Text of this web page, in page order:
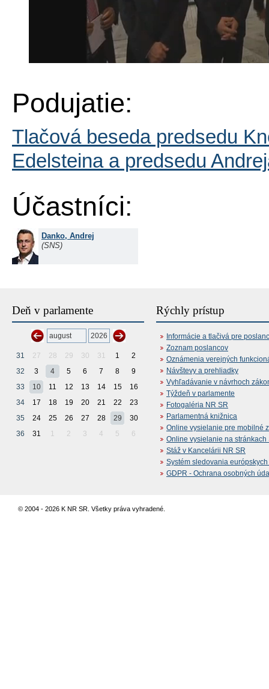
Podujatie:
Tlačová beseda predsedu
Edelsteina a predsedu
Účastníci:
Danko, Andrej
(SNS)
Deň v parlamente
31 27 28 29 30 31 1
2
32
3 4 5 6 7 8
9
33
10 11 12 13 14 15
16
34
17 18 19 20 21 22
23
35
24 25 26 27 28 29
30
36
31 1 2 3 4 5 6
Rýchly prístup
Informácie a tlačivá pre
Zoznam poslancov
Oznámenia verejných
Návštevy a prehliadky
Vyhľadávanie v návrhoch
Týždeň v parlamente
Fotogaléria NR SR
Parlamentná knižnica
Online vysielanie pre mobilné
Online vysielanie na stránkach
Stáž v Kancelárii NR SR
Systém sledovania
GDPR - Ochrana osobných
© 2004 - 2026 K NR SR. Všetky práva vyhradené.